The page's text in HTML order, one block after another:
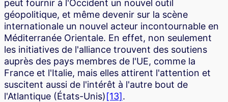
peut fournir à l'Occident un nouvel outil
géopolitique, et même devenir sur la scène
internationale un nouvel acteur incontournable en
Méditerranée Orientale. En effet, non seulement
les initiatives de l'alliance trouvent des soutiens
auprès des pays membres de l'UE, comme la
France et l'Italie, mais elles attirent l'attention et
suscitent aussi de l'intérêt à l'autre bout de
l'Atlantique (États-Unis)[13].